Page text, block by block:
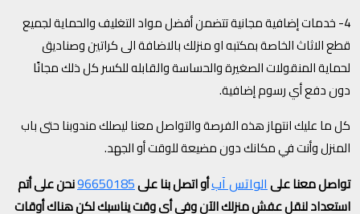
4- خدمات إضافية مجانية تتضمن أفضل مواد التغليف والحماية لجميع
قطع الاثاث الخاصة بمكتبه او منزلك بالاضافة الى كراتين وصناديق
لحماية المنقولات الصغيرة والحساسة والقابله للكسر كل ذلك مجانًا
دون دفع أي رسوم إضافية.
كل ما عليك انتهاز هذه الفرصة والتواصل معنا ليصلك مندوبنا حتى باب
المنزل وأنت في مكانك دون مضيعة للوقت أو الجهد.
تواصل معنا علىالواتس آبأو اتصل بنا على96650185نحن على أتم
استعداد لنقل عفش منزلك الآن وفي أي وقت يناسبك لكن هناك أوقات